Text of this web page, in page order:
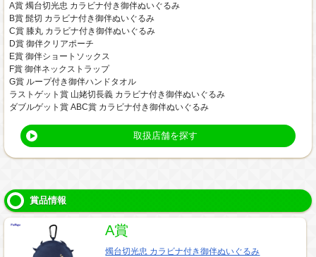
A賞 燭台切光忠 カラビナ付き御伴ぬいぐるみ
B賞 髭切 カラビナ付き御伴ぬいぐるみ
C賞 膝丸 カラビナ付き御伴ぬいぐるみ
D賞 御伴クリアポーチ
E賞 御伴ショートソックス
F賞 御伴ネックストラップ
G賞 ループ付き御伴ハンドタオル
ラストゲット賞 山姥切長義 カラビナ付き御伴ぬいぐるみ
ダブルゲット賞 ABC賞 カラビナ付き御伴ぬいぐるみ
取扱店舗を探す
賞品情報
A賞
燭台切光忠 カラビナ付き御伴ぬいぐるみ